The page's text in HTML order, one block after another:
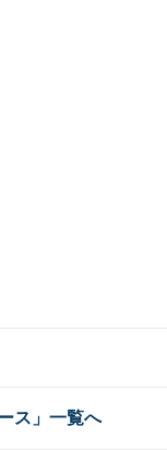
ス」一覧へ